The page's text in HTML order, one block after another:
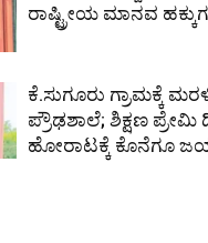
ರಾಷ್ಟ್ರೀಯ ಮಾನವ
ಕೆ.ಸುಗೂರು ಗ್ರಾಮಕ್ಕೆ
ಪ್ರೌಢಶಾಲೆ; ಶಿಕ್ಷಣ ಪ್ರೇಮಿ
ಹೋರಾಟಕ್ಕೆ ಕೊನೆಗೂ